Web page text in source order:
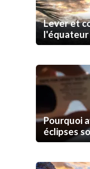
Lever et
l'équateur
Pourquoi
éclipses